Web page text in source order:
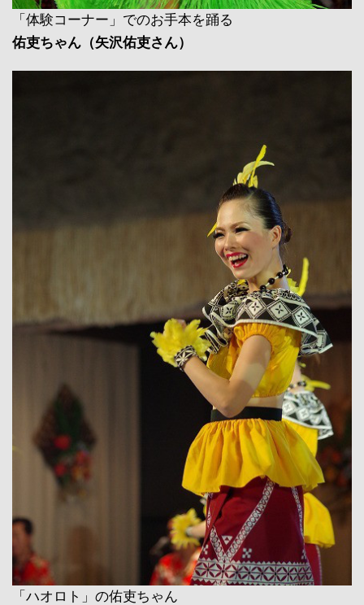
「体験コーナー」でのお手本を踊る
佑吏ちゃん（矢沢佑吏さん）
「ハオロト」の佑吏ちゃん